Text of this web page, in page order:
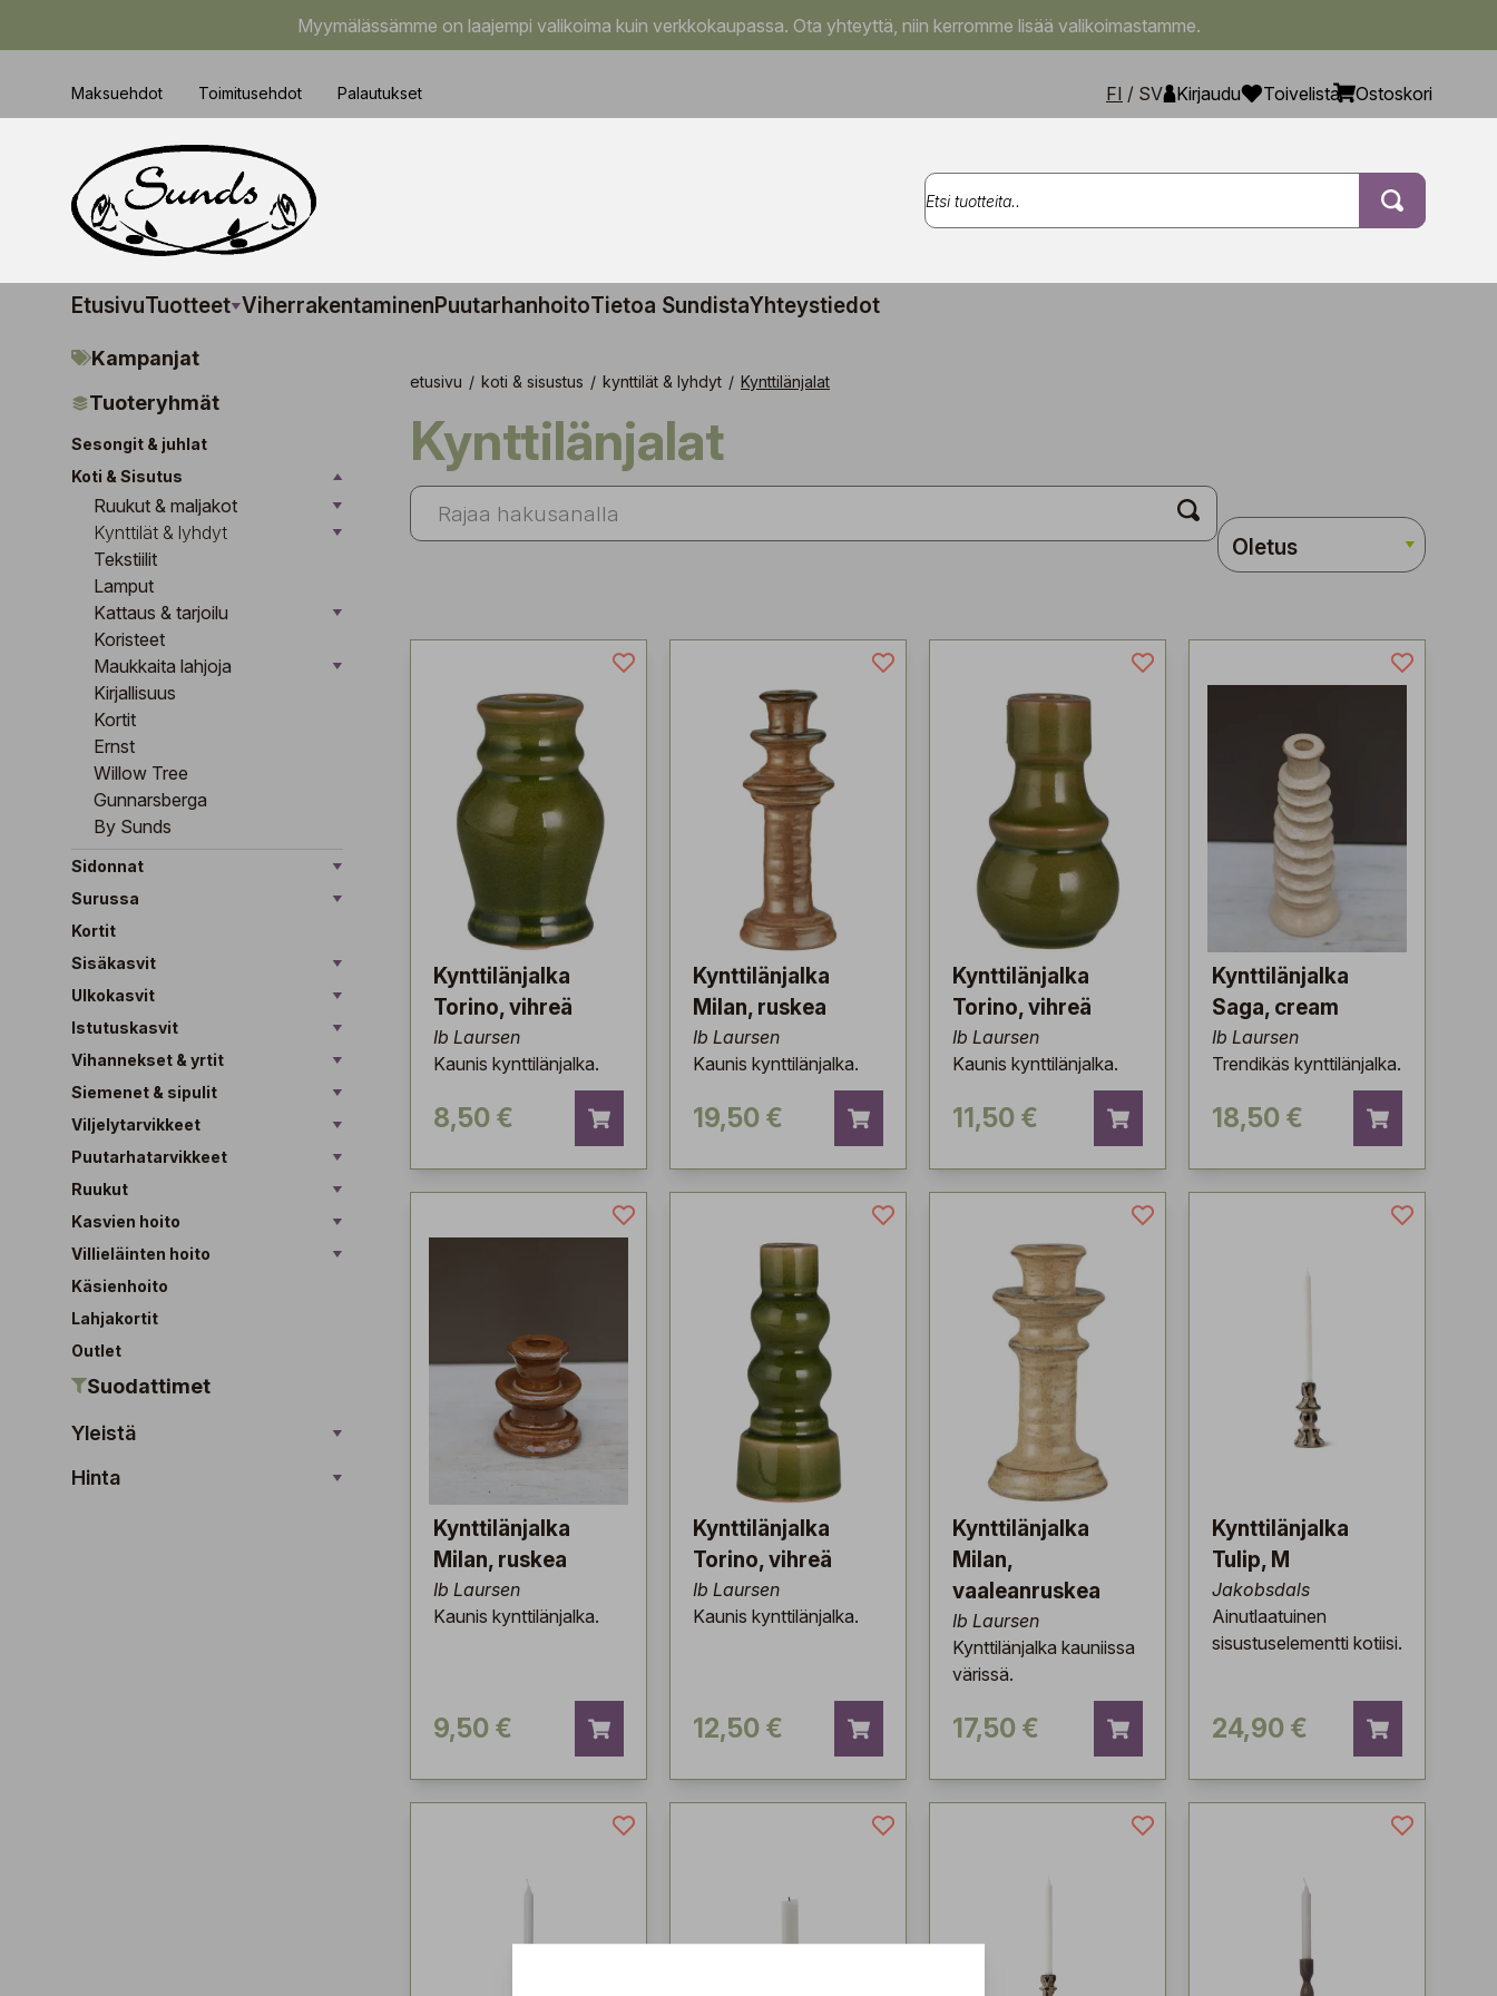
Myymälässämme on laajempi valikoima kuin verkkokaupassa. Ota yhteyttä, niin kerromme lisää valikoimastamme.
Maksuehdot Toimitusehdot Palautukset FI / SV Kirjaudu Toivelista Ostoskori
EtusivuTuotteet ViherrakentaminenPuutarhanhoitoTietoa SundistaYhteystiedot
Kampanjat
Tuoteryhmät
Sesongit & juhlat
Koti & Sisutus
Ruukut & maljakot
Kynttilät & lyhdyt
Tekstiilit
Lamput
Kattaus & tarjoilu
Koristeet
Maukkaita lahjoja
Kirjallisuus
Kortit
Ernst
Willow Tree
Gunnarsberga
By Sunds
Sidonnat
Surussa
Kortit
Sisäkasvit
Ulkokasvit
Istutuskasvit
Vihannekset & yrtit
Siemenet & sipulit
Viljelytarvikkeet
Puutarhatarvikkeet
Ruukut
Kasvien hoito
Villieläinten hoito
Käsienhoito
Lahjakortit
Outlet
Suodattimet
Yleistä
Hinta
etusivu / koti & sisustus / kynttilät & lyhdyt / Kynttilänjalat
Kynttilänjalat
Kynttilänjalka
Torino, vihreä
Ib Laursen
Kaunis kynttilänjalka.
8,50 €
Kynttilänjalka
Milan, ruskea
Ib Laursen
Kaunis kynttilänjalka.
19,50 €
Kynttilänjalka
Torino, vihreä
Ib Laursen
Kaunis kynttilänjalka.
11,50 €
Kynttilänjalka
Saga, cream
Ib Laursen
Trendikäs kynttilänjalka.
18,50 €
Kynttilänjalka
Milan, ruskea
Ib Laursen
Kaunis kynttilänjalka.
9,50 €
Kynttilänjalka
Torino, vihreä
Ib Laursen
Kaunis kynttilänjalka.
12,50 €
Kynttilänjalka
Milan,
vaaleanruskea
Ib Laursen
Kynttilänjalka kauniissa
värissä.
17,50 €
Kynttilänjalka
Tulip, M
Jakobsdals
Ainutlaatuinen
sisustuselementti kotiisi.
24,90 €